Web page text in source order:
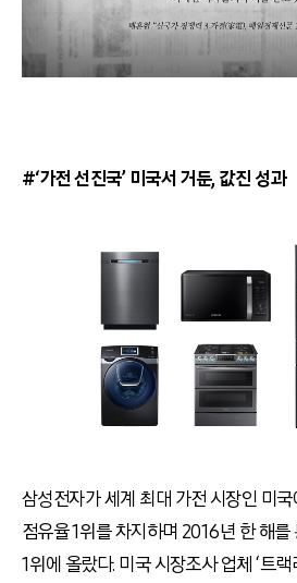
#‘가전 선진국’ 미국서 거둔, 값진 성과
삼성전자가 세계 최대 가전 시장인 미
점유율 1위를 차지하며 2016년 한 해를
1위에 올랐다. 미국 시장조사 업체 ‘트